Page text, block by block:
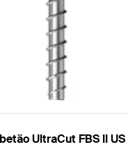
UltraCut FBS II US